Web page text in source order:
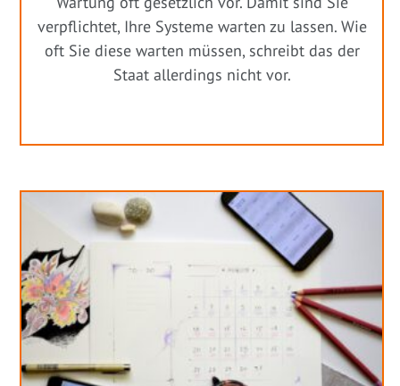
verpflichtet, Ihre Systeme warten zu lassen. Wie
oft Sie diese warten müssen, schreibt das der
Staat allerdings nicht vor.